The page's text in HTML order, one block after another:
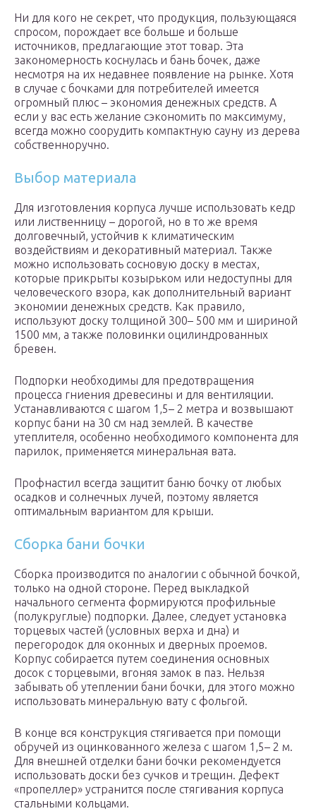
Ни для кого не секрет, что продукция, пользующаяся
спросом, порождает все больше и больше
источников, предлагающие этот товар. Эта
закономерность коснулась и бань бочек, даже
несмотря на их недавнее появление на рынке. Хотя
в случае с бочками для потребителей имеется
огромный плюс – экономия денежных средств. А
если у вас есть желание сэкономить по максимуму,
всегда можно соорудить компактную сауну из дерева
собственноручно.
Выбор материала
Для изготовления корпуса лучше использовать кедр
или лиственницу – дорогой, но в то же время
долговечный, устойчив к климатическим
воздействиям и декоративный материал. Также
можно использовать сосновую доску в местах,
которые прикрыты козырьком или недоступны для
человеческого взора, как дополнительный вариант
экономии денежных средств. Как правило,
используют доску толщиной 300– 500 мм и шириной
1500 мм, а также половинки оцилиндрованных
бревен.
Подпорки необходимы для предотвращения
процесса гниения древесины и для вентиляции.
Устанавливаются с шагом 1,5– 2 метра и возвышают
корпус бани на 30 см над землей. В качестве
утеплителя, особенно необходимого компонента для
парилок, применяется минеральная вата.
Профнастил всегда защитит баню бочку от любых
осадков и солнечных лучей, поэтому является
оптимальным вариантом для крыши.
Сборка бани бочки
Сборка производится по аналогии с обычной бочкой,
только на одной стороне. Перед выкладкой
начального сегмента формируются профильные
(полукруглые) подпорки. Далее, следует установка
торцевых частей (условных верха и дна) и
перегородок для оконных и дверных проемов.
Корпус собирается путем соединения основных
досок с торцевыми, вгоняя замок в паз. Нельзя
забывать об утеплении бани бочки, для этого можно
использовать минеральную вату с фольгой.
В конце вся конструкция стягивается при помощи
обручей из оцинкованного железа с шагом 1,5– 2 м.
Для внешней отделки бани бочки рекомендуется
использовать доски без сучков и трещин. Дефект
«пропеллер» устранится после стягивания корпуса
стальными кольцами.